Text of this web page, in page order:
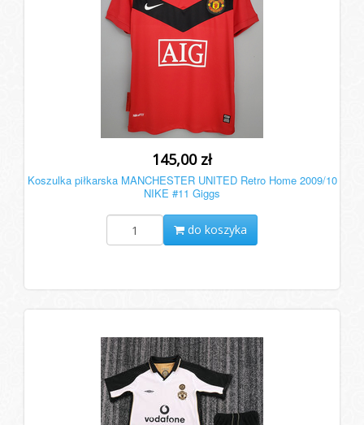
145,00 zł
Koszulka piłkarska MANCHESTER UNITED Retro Home 2009/10
NIKE #11 Giggs
do koszyka